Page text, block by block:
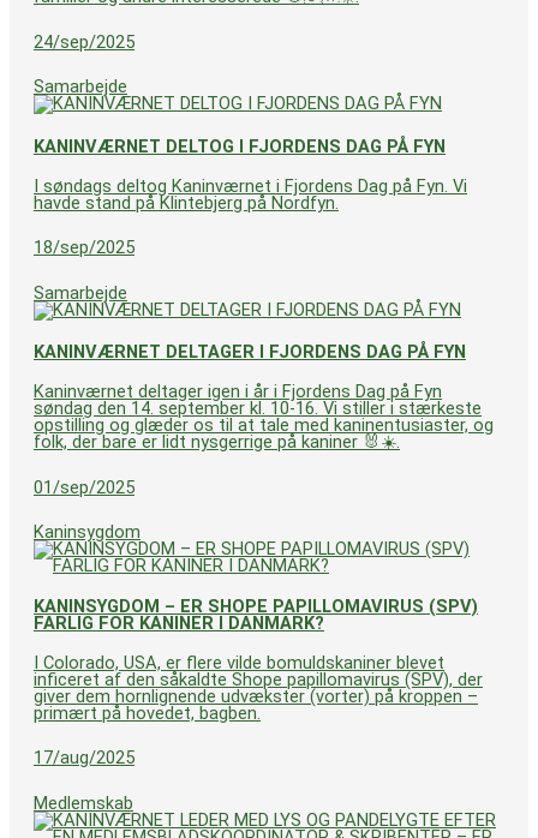
24/sep/2025
Samarbejde
KANINVÆRNET DELTOG I FJORDENS DAG PÅ FYN
I søndags deltog Kaninværnet i Fjordens Dag på Fyn. Vi
havde stand på Klintebjerg på Nordfyn.
18/sep/2025
Samarbejde
KANINVÆRNET DELTAGER I FJORDENS DAG PÅ FYN
Kaninværnet deltager igen i år i Fjordens Dag på Fyn
søndag den 14. september kl. 10-16. Vi stiller i stærkeste
opstilling og glæder os til at tale med kaninentusiaster, og
folk, der bare er lidt nysgerrige på kaniner 🐰☀️.
01/sep/2025
Kaninsygdom
KANINSYGDOM – ER SHOPE PAPILLOMAVIRUS (SPV)
FARLIG FOR KANINER I DANMARK?
I Colorado, USA, er flere vilde bomuldskaniner blevet
inficeret af den såkaldte Shope papillomavirus (SPV), der
giver dem hornlignende udvækster (vorter) på kroppen –
primært på hovedet, bagben.
17/aug/2025
Medlemskab